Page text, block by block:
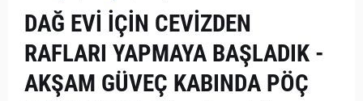
DAĞ EVİ İÇİN CEVİZDEN
RAFLARI YAPMAYA BAŞLADIK -
AKŞAM GÜVEÇ KABINDA PÖÇ